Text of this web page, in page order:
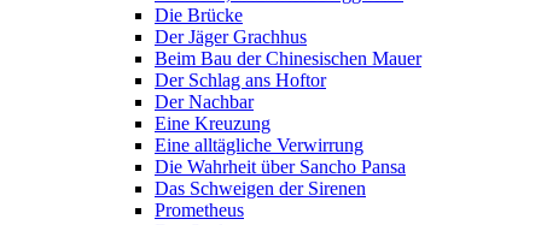
Die Brücke
Der Jäger Grachhus
Beim Bau der Chinesischen Mauer
Der Schlag ans Hoftor
Der Nachbar
Eine Kreuzung
Eine alltägliche Verwirrung
Die Wahrheit über Sancho Pansa
Das Schweigen der Sirenen
Prometheus